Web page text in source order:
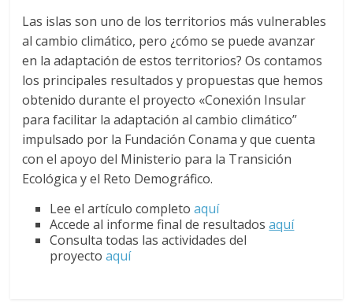
Las islas son uno de los territorios más vulnerables
al cambio climático, pero ¿cómo se puede avanzar
en la adaptación de estos territorios? Os contamos
los principales resultados y propuestas que hemos
obtenido durante el proyecto «Conexión Insular
para facilitar la adaptación al cambio climático”
impulsado por la Fundación Conama y que cuenta
con el apoyo del Ministerio para la Transición
Ecológica y el Reto Demográfico.
Lee el artículo completoaquí
Accede al informe final de resultadosaquí
Consulta todas las actividades del
proyectoaquí